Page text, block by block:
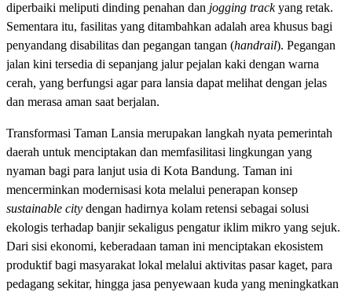
diperbaiki meliputi dinding penahan dan jogging trackyang retak.
Sementara itu, fasilitas yang ditambahkan adalah area khusus bagi
penyandang disabilitas dan pegangan tangan (handrail). Pegangan
jalan kini tersedia di sepanjang jalur pejalan kaki dengan warna
cerah, yang berfungsi agar para lansia dapat melihat dengan jelas
dan merasa aman saat berjalan.
Transformasi Taman Lansia merupakan langkah nyata pemerintah
daerah untuk menciptakan dan memfasilitasi lingkungan yang
nyaman bagi para lanjut usia di Kota Bandung. Taman ini
mencerminkan modernisasi kota melalui penerapan konsep
sustainable city dengan hadirnya kolam retensi sebagai solusi
ekologis terhadap banjir sekaligus pengatur iklim mikro yang sejuk.
Dari sisi ekonomi, keberadaan taman ini menciptakan ekosistem
produktif bagi masyarakat lokal melalui aktivitas pasar kaget, para
pedagang sekitar, hingga jasa penyewaan kuda yang meningkatkan